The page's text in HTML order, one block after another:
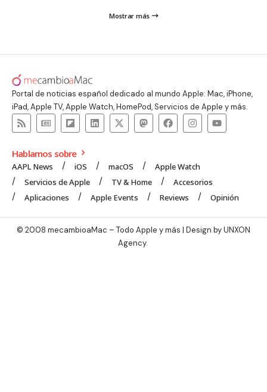
Mostrar más
Portal de noticias español dedicado al mundo Apple: Mac, iPhone,
iPad, Apple TV, Apple Watch, HomePod, Servicios de Apple y más.
Hablamos sobre
AAPL News iOS macOS
Apple Watch
Servicios de Apple
TV & Home
Accesorios
Aplicaciones
Apple Events Reviews Opinión
© 2008 mecambioaMac – Todo Apple y más | Design byUNXON
Agency.